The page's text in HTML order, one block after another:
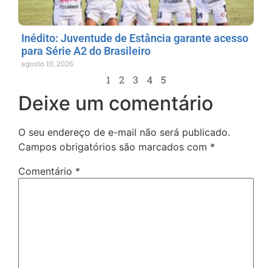
Inédito: Juventude de Estância garante acesso
para Série A2 do Brasileiro
agosto 10, 2026
1 2 3 4 5
Deixe um comentário
O seu endereço de e-mail não será publicado.
Campos obrigatórios são marcados com *
Comentário *